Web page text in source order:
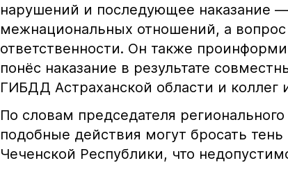
нарушений и последующее наказание
межнациональных отношений, а вопрос
ответственности. Он также
понёс наказание в результате
ГИБДД Астраханской области и коллег
По словам председателя
подобные действия могут бросать
Чеченской Республики, что